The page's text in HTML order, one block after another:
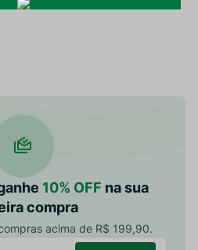
10% OFF na sua
compra
acima de R$ 199,90.